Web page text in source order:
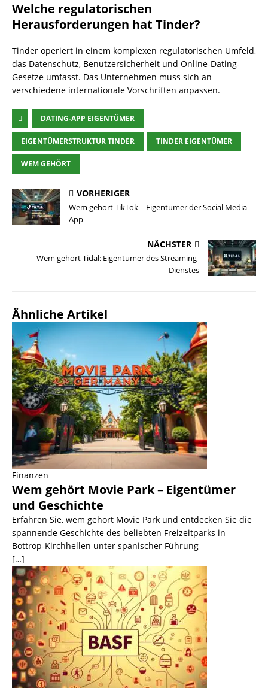
Welche regulatorischen
Herausforderungen hat Tinder?
Tinder operiert in einem komplexen regulatorischen Umfeld,
das Datenschutz, Benutzersicherheit und Online-Dating-
Gesetze umfasst. Das Unternehmen muss sich an
verschiedene internationale Vorschriften anpassen.
DATING-APP EIGENTÜMER
EIGENTÜMERSTRUKTUR TINDER TINDER EIGENTÜMER
WEM GEHÖRT
VORHERIGER
Wem gehört TikTok – Eigentümer der Social Media
App
NÄCHSTER
Wem gehört Tidal: Eigentümer des Streaming-
Dienstes
Ähnliche Artikel
Finanzen
Wem gehört Movie Park – Eigentümer
und Geschichte
Erfahren Sie, wem gehört Movie Park und entdecken Sie die
spannende Geschichte des beliebten Freizeitparks in
Bottrop-Kirchhellen unter spanischer Führung
[…]